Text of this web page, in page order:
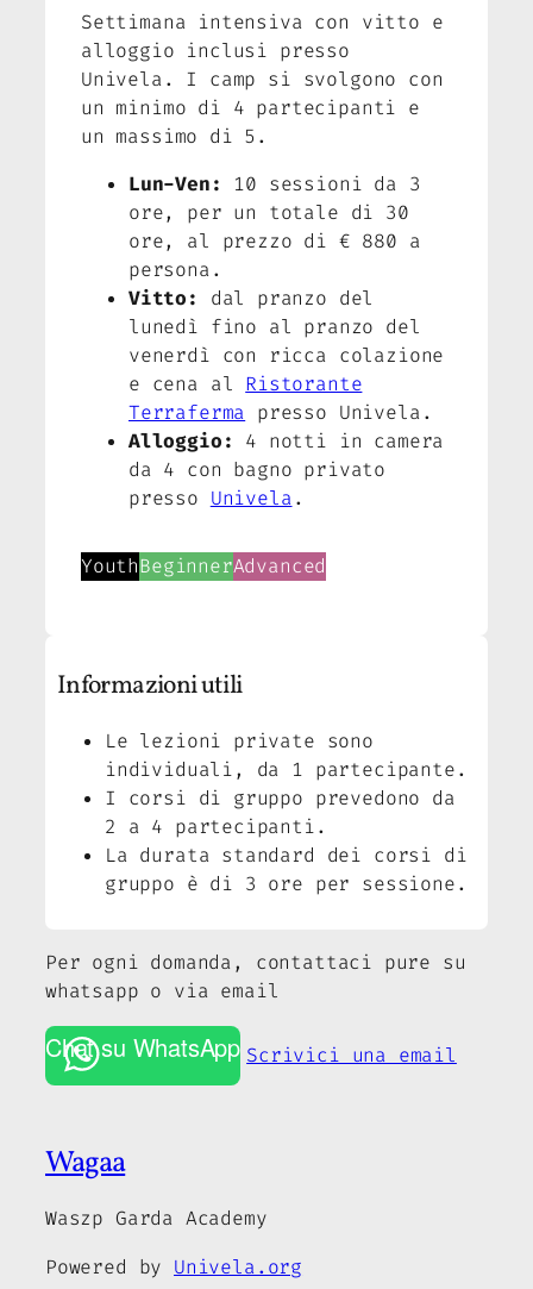
Settimana intensiva con vitto e
alloggio inclusi presso
Univela. I camp si svolgono con
un minimo di 4 partecipanti e
un massimo di 5.
Lun-Ven:
10 sessioni da 3
ore, per un totale di 30
ore, al prezzo di € 880 a
persona.
Vitto:
dal pranzo del
lunedì fino al pranzo del
venerdì con ricca colazione
e cena al Ristorante
Terraferma presso Univela.
Alloggio:
4 notti in camera
da 4 con bagno privato
presso Univela.
YouthBeginnerAdvanced
Informazioni utili
Le lezioni private sono
individuali, da 1 partecipante.
I corsi di gruppo prevedono da
2 a 4 partecipanti.
La durata standard dei corsi di
gruppo è di 3 ore per sessione.
Per ogni domanda, contattaci pure su
whatsapp o via email
Chat su WhatsApp Scrivici una email
Wagaa
Waszp Garda Academy
Powered by Univela.org